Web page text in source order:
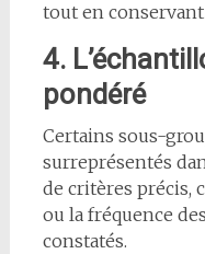
tout en
4.
pondéré
Certains sous-
surreprésentés
de critères précis,
ou la fréquence
constatés.